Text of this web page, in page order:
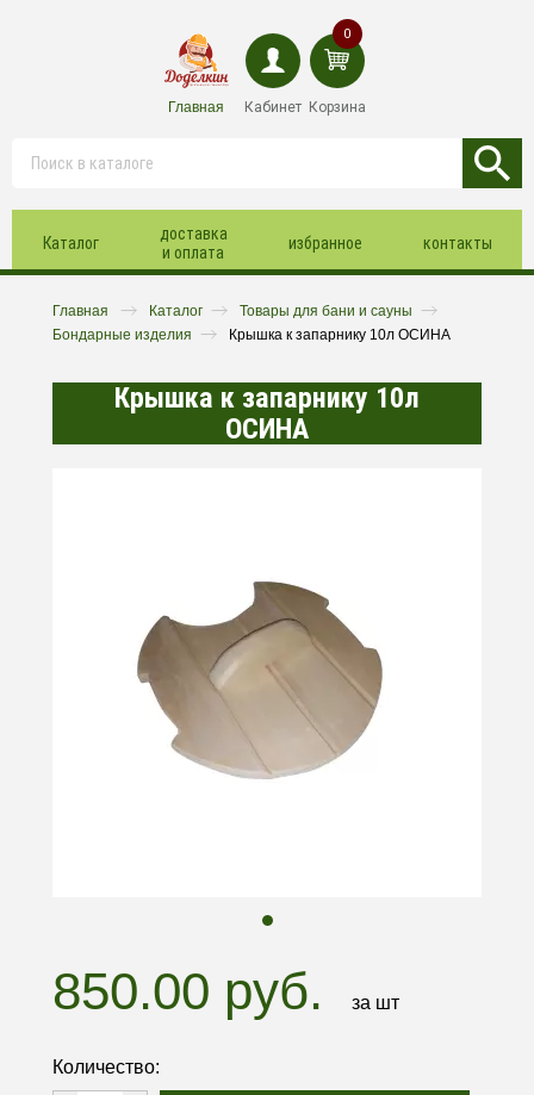
Главная Кабинет
0
Корзина
Каталог
доставка
и оплата
избранное контакты
Главная Каталог
Товары для бани и сауны
Бондарные изделия
Крышка к запарнику 10л ОСИНА
Крышка к запарнику 10л
ОСИНА
850.00 руб. за шт
Количество: